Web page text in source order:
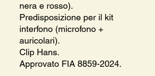
nera e rosso).
Predisposizione per il kit
interfono (microfono +
auricolari).
Clip Hans.
Approvato FIA 8859-2024.